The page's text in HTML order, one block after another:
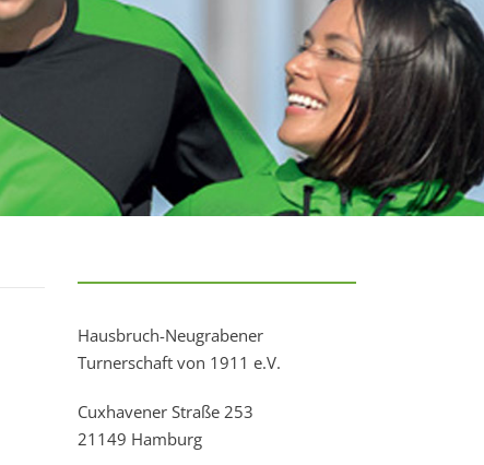
Hausbruch-Neugrabener
Turnerschaft von 1911 e.V.
Cuxhavener Straße 253
21149 Hamburg